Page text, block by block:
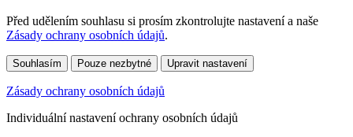
Před udělením souhlasu si prosím zkontrolujte nastavení a naše
Zásady ochrany osobních údajů.
Souhlasím Pouze nezbytné Upravit nastavení
Zásady ochrany osobních údajů
Individuální nastavení ochrany osobních údajů